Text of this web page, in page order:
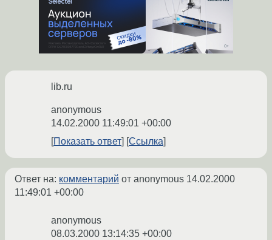
lib.ru
anonymous
14.02.2000 11:49:01 +00:00
Показать ответ
Ссылка
Ответ на: комментарий от anonymous 14.02.2000
11:49:01 +00:00
anonymous
08.03.2000 13:14:35 +00:00